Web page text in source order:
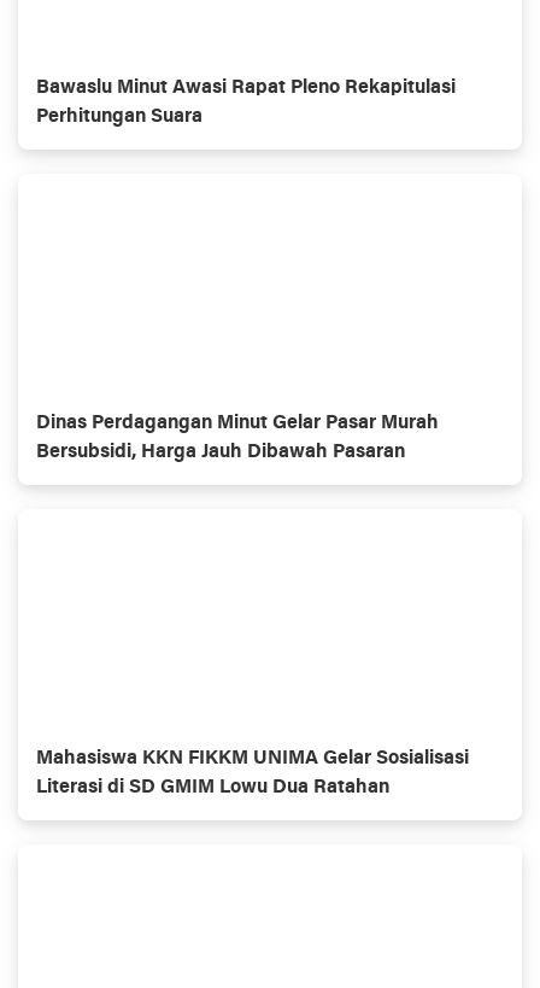
Bawaslu Minut Awasi Rapat Pleno Rekapitulasi
Perhitungan Suara
Dinas Perdagangan Minut Gelar Pasar Murah
Bersubsidi, Harga Jauh Dibawah Pasaran
Mahasiswa KKN FIKKM UNIMA Gelar Sosialisasi
Literasi di SD GMIM Lowu Dua Ratahan